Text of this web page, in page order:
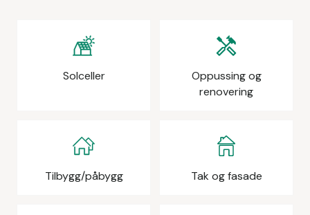
Solceller
Oppussing og
renovering
Tilbygg/påbygg Tak og fasade